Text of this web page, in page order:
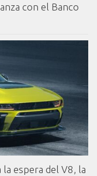
con el Banco
la espera del V8, la